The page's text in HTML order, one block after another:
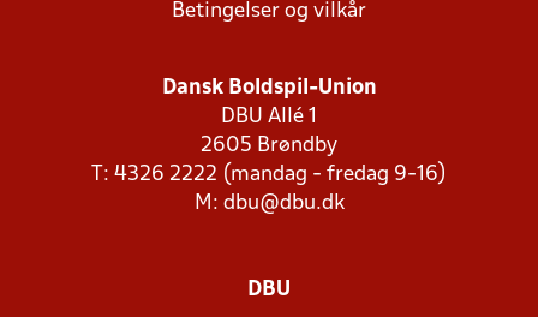
Betingelser og vilkår
Dansk Boldspil-Union
DBU Allé 1
2605 Brøndby
T: 4326 2222 (mandag - fredag 9-16)
M: dbu@dbu.dk
DBU